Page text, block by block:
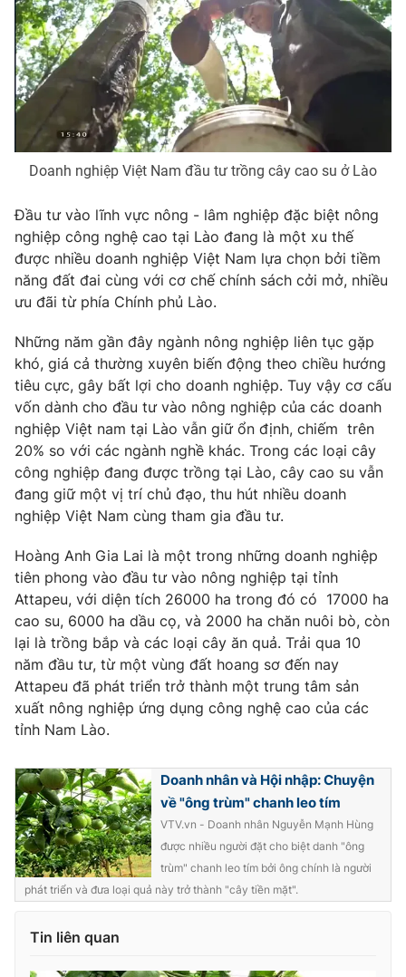
Sản phẩm
Thị trường
Tư vấn
Lịch phát sóng
Chuyên mục khác
Emagazine Podcast
Video Shorts video
VTV Money VTV Thể thao
VTV Sức khoẻ Bất động sản
Thị trường 24h Tấm lòng Việt
VTV4 Vươn mình bằng AI
VTV9 VTV8
Liên hệ tòa soạn English
THỜI BÁO VTV
Cơ quan chủ quản:Đài Truyền hình Việt Nam
Cơ quan báo chí:Thời báo VTV
Giấy phép hoạt động báo in và báo điện tử số 483/GP-BTTTT
cấp ngày 29/12/2023
Tổng Biên tập:Vũ Thanh Thủy
Nguyễn Trọng Ninh
Doanh nghiệp Việt Nam đầu tư trồng cây cao su ở Lào
Đầu tư vào lĩnh vực nông - lâm nghiệp đặc biệt nông
nghiệp công nghệ cao tại Lào đang là một xu thế
được nhiều doanh nghiệp Việt Nam lựa chọn bởi tiềm
năng đất đai cùng với cơ chế chính sách cởi mở, nhiều
ưu đãi từ phía Chính phủ Lào.
Những năm gần đây ngành nông nghiệp liên tục gặp
khó, giá cả thường xuyên biến động theo chiều hướng
tiêu cực, gây bất lợi cho doanh nghiệp. Tuy vậy cơ cấu
vốn dành cho đầu tư vào nông nghiệp của các doanh
nghiệp Việt nam tại Lào vẫn giữ ổn định, chiếm trên
20% so với các ngành nghề khác. Trong các loại cây
công nghiệp đang được trồng tại Lào, cây cao su vẫn
đang giữ một vị trí chủ đạo, thu hút nhiều doanh
nghiệp Việt Nam cùng tham gia đầu tư.
Hoàng Anh Gia Lai là một trong những doanh nghiệp
tiên phong vào đầu tư vào nông nghiệp tại tỉnh
Attapeu, với diện tích 26000 ha trong đó có 17000 ha
cao su, 6000 ha dầu cọ, và 2000 ha chăn nuôi bò, còn
lại là trồng bắp và các loại cây ăn quả. Trải qua 10
năm đầu tư, từ một vùng đất hoang sơ đến nay
Attapeu đã phát triển trở thành một trung tâm sản
xuất nông nghiệp ứng dụng công nghệ cao của các
tỉnh Nam Lào.
Doanh nhân và Hội nhập: Chuyện
về "ông trùm" chanh leo tím
VTV.vn - Doanh nhân Nguyễn Mạnh Hùng
được nhiều người đặt cho biệt danh "ông
trùm" chanh leo tím bởi ông chính là người
phát triển và đưa loại quả này trở thành "cây tiền mặt".
Tin liên quan